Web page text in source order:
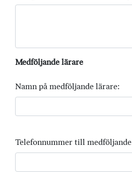
Medföljande lärare
Namn på medföljande lärare:
Telefonnummer till